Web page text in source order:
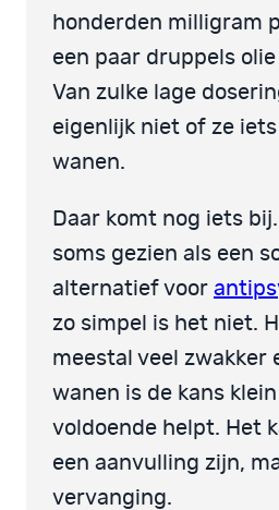
honderden milligram
een paar druppels
Van zulke lage
eigenlijk niet of ze
wanen.
Daar komt nog iets
soms gezien als een
alternatief voor
zo simpel is het niet.
meestal veel zwakker
wanen is de kans
voldoende helpt. Het
een aanvulling zijn,
vervanging.